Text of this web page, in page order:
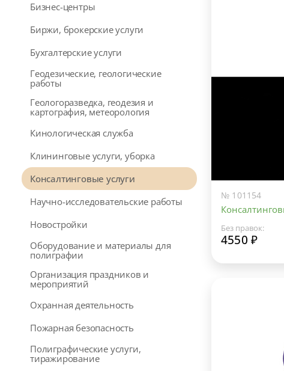
Бизнес-центры
Биржи, брокерские услуги
Бухгалтерские услуги
Геодезические, геологические
работы
Геологоразведка, геодезия и
картография, метеорология
Кинологическая служба
Клининговые услуги, уборка
Консалтинговые услуги
Научно-исследовательские работы
Новостройки
Оборудование и материалы для
полиграфии
Организация праздников и
мероприятий
Охранная деятельность
Пожарная безопасность
Полиграфические услуги,
тиражирование
№ 101154
Без правок:
4550 ₽